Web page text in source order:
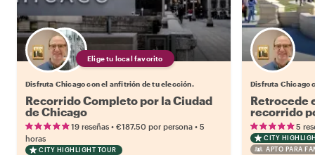
Elige tu local favorito
Disfruta Chicago con el anfitrión de tu elección.
Recorrido Completo por la Ciudad
de Chicago
19 reseñas • €187.50 por persona • 5
horas
CITY HIGHLIGHT TOUR
Disfruta Chicago
Retrocede
recorrido
de Pullman
5
CITY
APTO PARA